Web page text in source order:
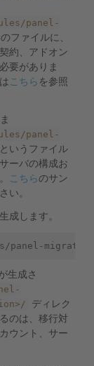
panel-
ファイルに、
約、アドオン
要がありま
こちら を参照
panel-
というファイル
ーバの構成お
こちらのサン
い。
成します。
panel-
生成さ
ディレク
のは、移行対
ウント、サー